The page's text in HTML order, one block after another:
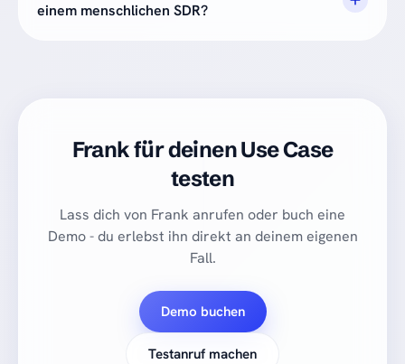
einem menschlichen SDR?
Frank für deinen Use Case
testen
Lass dich von Frank anrufen oder buch eine
Demo - du erlebst ihn direkt an deinem eigenen
Fall.
Demo buchen
Testanruf machen